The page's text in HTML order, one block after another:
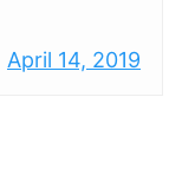
April 14, 2019